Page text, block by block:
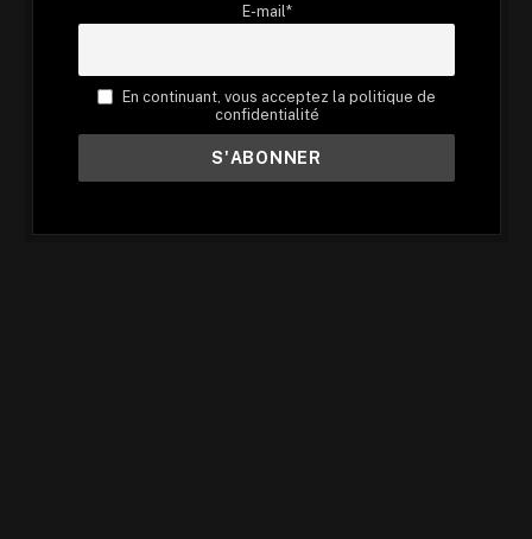
E-mail*
En continuant, vous acceptez la politique de
confidentialité